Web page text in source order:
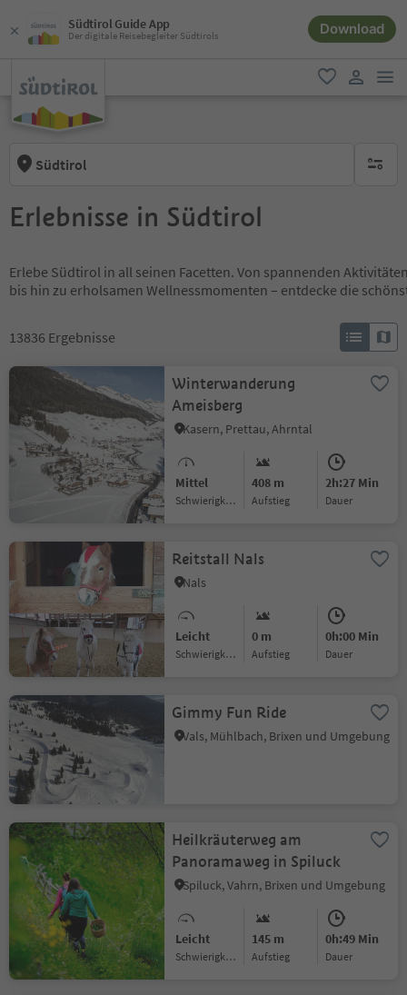
Südtirol Guide App
Der digitale Reisebegleiter Südtirols Download
favorit
Südtirol keine
Erlebnisse in Südtirol
Erlebe Südtirol in all seinen Facetten. Von spannenden
bis hin zu erholsamen Wellnessmomenten – entdecke die
13836 Ergebnisse
Winterwanderung
Ameisberg
Kasern, Prettau, Ahrntal
Mittel
Schwierigkeitsgrad
408 m
Aufstieg
2h:27 Min
Dauer
Reitstall Nals
Nals
Leicht
Schwierigkeitsgrad
0 m
Aufstieg
0h:00 Min
Dauer
Gimmy Fun Ride
Vals, Mühlbach, Brixen und Umgebung
Heilkräuterweg am
Panoramaweg in Spiluck
Spiluck, Vahrn, Brixen und Umgebung
Leicht
Schwierigkeitsgrad
145 m
Aufstieg
0h:49 Min
Dauer